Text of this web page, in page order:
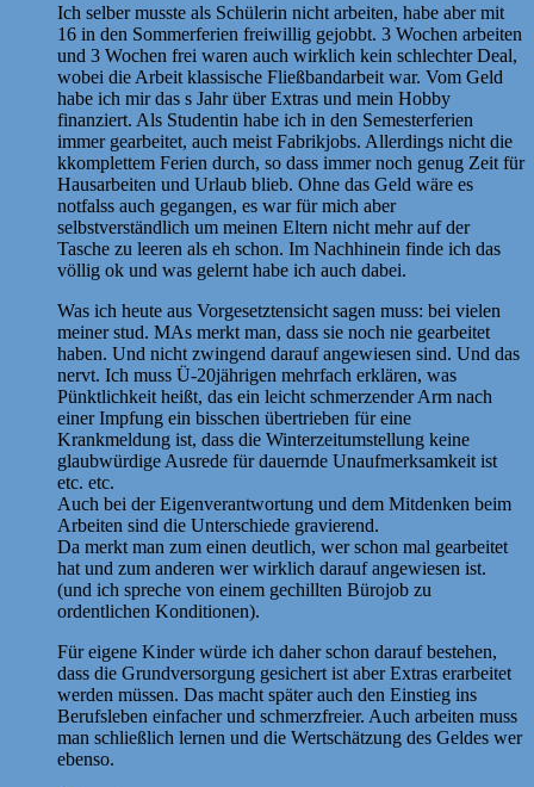
Ich selber musste als Schülerin nicht arbeiten, habe aber mit
16 in den Sommerferien freiwillig gejobbt. 3 Wochen arbeiten
und 3 Wochen frei waren auch wirklich kein schlechter Deal,
wobei die Arbeit klassische Fließbandarbeit war. Vom Geld
habe ich mir das s Jahr über Extras und mein Hobby
finanziert. Als Studentin habe ich in den Semesterferien
immer gearbeitet, auch meist Fabrikjobs. Allerdings nicht die
kkomplettem Ferien durch, so dass immer noch genug Zeit für
Hausarbeiten und Urlaub blieb. Ohne das Geld wäre es
notfalss auch gegangen, es war für mich aber
selbstverständlich um meinen Eltern nicht mehr auf der
Tasche zu leeren als eh schon. Im Nachhinein finde ich das
völlig ok und was gelernt habe ich auch dabei.
Was ich heute aus Vorgesetztensicht sagen muss: bei vielen
meiner stud. MAs merkt man, dass sie noch nie gearbeitet
haben. Und nicht zwingend darauf angewiesen sind. Und das
nervt. Ich muss Ü-20jährigen mehrfach erklären, was
Pünktlichkeit heißt, das ein leicht schmerzender Arm nach
einer Impfung ein bisschen übertrieben für eine
Krankmeldung ist, dass die Winterzeitumstellung keine
glaubwürdige Ausrede für dauernde Unaufmerksamkeit ist
etc. etc.
Auch bei der Eigenverantwortung und dem Mitdenken beim
Arbeiten sind die Unterschiede gravierend.
Da merkt man zum einen deutlich, wer schon mal gearbeitet
hat und zum anderen wer wirklich darauf angewiesen ist.
(und ich spreche von einem gechillten Bürojob zu
ordentlichen Konditionen).
Für eigene Kinder würde ich daher schon darauf bestehen,
dass die Grundversorgung gesichert ist aber Extras erarbeitet
werden müssen. Das macht später auch den Einstieg ins
Berufsleben einfacher und schmerzfreier. Auch arbeiten muss
man schließlich lernen und die Wertschätzung des Geldes wer
ebenso.